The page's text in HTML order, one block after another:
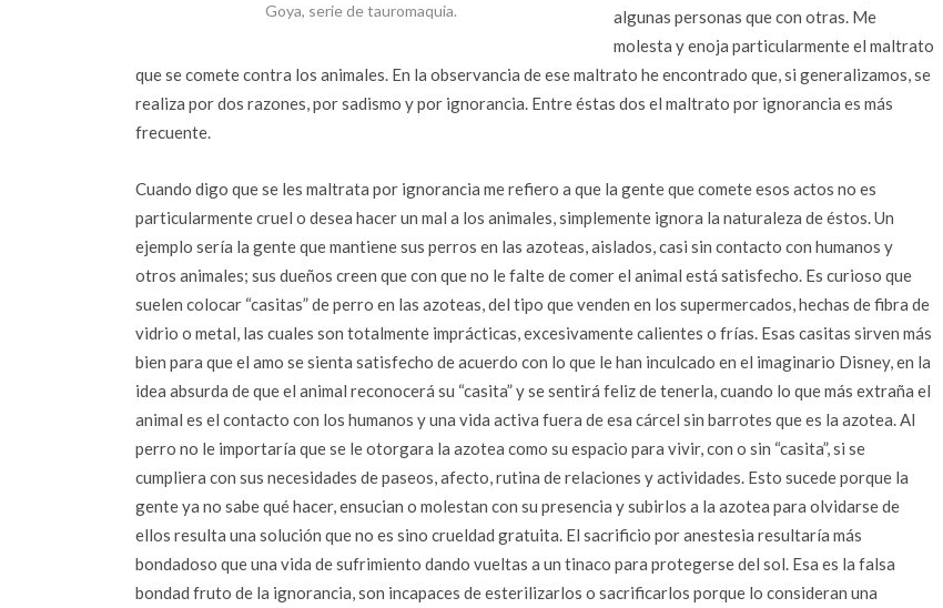
Goya, serie de tauromaquia.
algunas personas que con otras. Me
molesta y enoja particularmente el maltrato
que se comete contra los animales. En la observancia de ese maltrato he encontrado que, si generalizamos, se
realiza por dos razones, por sadismo y por ignorancia. Entre éstas dos el maltrato por ignorancia es más
frecuente.
Cuando digo que se les maltrata por ignorancia me refiero a que la gente que comete esos actos no es
particularmente cruel o desea hacer un mal a los animales, simplemente ignora la naturaleza de éstos. Un
ejemplo sería la gente que mantiene sus perros en las azoteas, aislados, casi sin contacto con humanos y
otros animales; sus dueños creen que con que no le falte de comer el animal está satisfecho. Es curioso que
suelen colocar “casitas” de perro en las azoteas, del tipo que venden en los supermercados, hechas de fibra de
vidrio o metal, las cuales son totalmente imprácticas, excesivamente calientes o frías. Esas casitas sirven más
bien para que el amo se sienta satisfecho de acuerdo con lo que le han inculcado en el imaginario Disney, en la
idea absurda de que el animal reconocerá su “casita” y se sentirá feliz de tenerla, cuando lo que más extraña el
animal es el contacto con los humanos y una vida activa fuera de esa cárcel sin barrotes que es la azotea. Al
perro no le importaría que se le otorgara la azotea como su espacio para vivir, con o sin “casita”, si se
cumpliera con sus necesidades de paseos, afecto, rutina de relaciones y actividades. Esto sucede porque la
gente ya no sabe qué hacer, ensucian o molestan con su presencia y subirlos a la azotea para olvidarse de
ellos resulta una solución que no es sino crueldad gratuita. El sacrificio por anestesia resultaría más
bondadoso que una vida de sufrimiento dando vueltas a un tinaco para protegerse del sol. Esa es la falsa
bondad fruto de la ignorancia, son incapaces de esterilizarlos o sacrificarlos porque lo consideran una